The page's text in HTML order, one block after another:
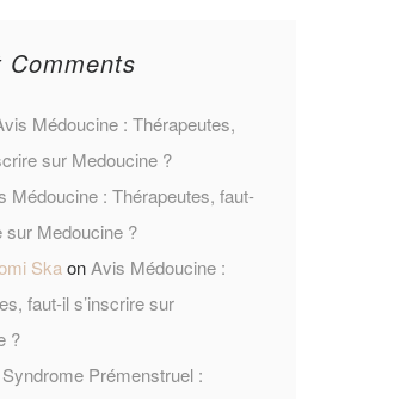
Comments
Médoucine : Thérapeutes,
sur Medoucine ?
Médoucine : Thérapeutes, faut-
sur Medoucine ?
SkaonAvis Médoucine :
faut-il s’inscrire sur
?
Syndrome Prémenstruel :